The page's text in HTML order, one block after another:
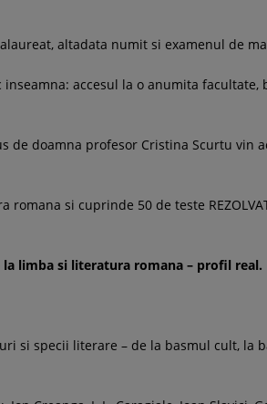
altadata numit si examenul de
accesul la o anumita
doamna profesor Cristina Scurtu vin
si cuprinde 50 de teste
la limba si literatura romana – profil real.
si specii literare – de la basmul cult, la